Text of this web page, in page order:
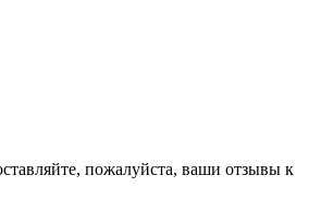
пожалуйста, ваши отзывы к